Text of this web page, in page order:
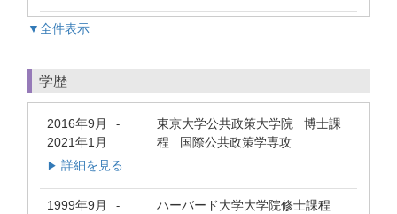
▼全件表示
学歴
2016年9月 -
2021年1月
東京大学公共政策大学院 博士課
程 国際公共政策学専攻
▶ 詳細を見る
1999年9月 - ハーバード大学大学院修士課程